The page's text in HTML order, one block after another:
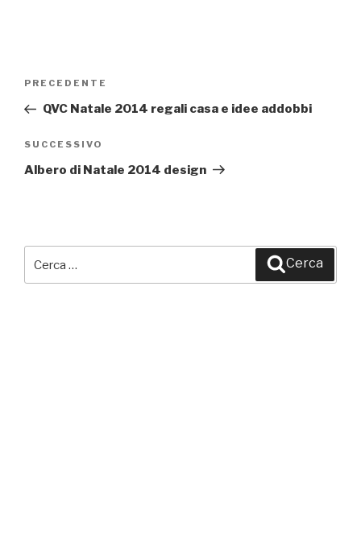
Navigazione
Articolo
precedente:
PRECEDENTE
QVC Natale 2014 regali casa e idee addobbi
Articolo
successivo
SUCCESSIVO
Albero di Natale 2014 design
Cerca